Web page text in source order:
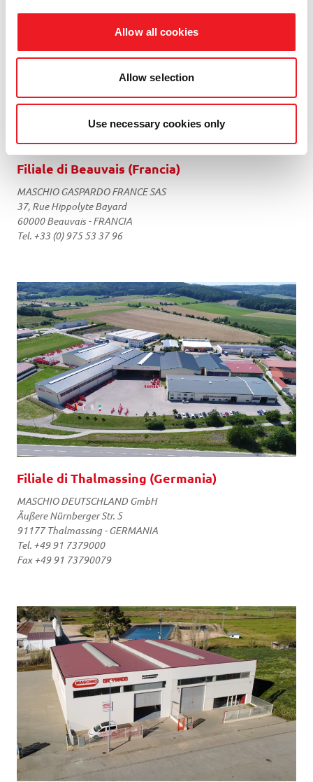
Allow all cookies
Allow selection
Use necessary cookies only
Filiale di Beauvais (Francia)
MASCHIO GASPARDO FRANCE SAS
37, Rue Hippolyte Bayard
60000 Beauvais - FRANCIA
Tel. +33 (0) 975 53 37 96
Filiale di Thalmassing (Germania)
MASCHIO DEUTSCHLAND GmbH
Äußere Nürnberger Str. 5
91177 Thalmassing - GERMANIA
Tel. +49 91 7379000
Fax +49 91 73790079